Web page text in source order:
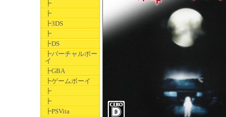
┣
┣
┣3DS
┣
┣DS
┣バーチャルボー
イ
┣GBA
┣ゲームボーイ
┣
┣
┣PSVita